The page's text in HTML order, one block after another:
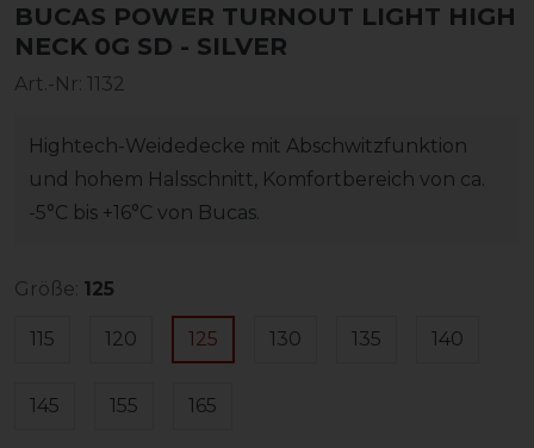
BUCAS POWER TURNOUT LIGHT HIGH
NECK 0G SD - SILVER
Art.-Nr: 1132
Hightech-Weidedecke mit Abschwitzfunktion
und hohem Halsschnitt, Komfortbereich von ca.
-5°C bis +16°C von Bucas.
Größe: 125
115 120 125 130 135 140
145 155 165